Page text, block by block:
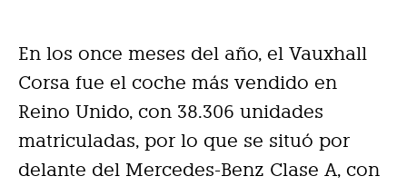
En los once meses del año, el Vauxhall
Corsa fue el coche más vendido en
Reino Unido, con 38.306 unidades
matriculadas, por lo que se situó por
delante del Mercedes-Benz Clase A, con